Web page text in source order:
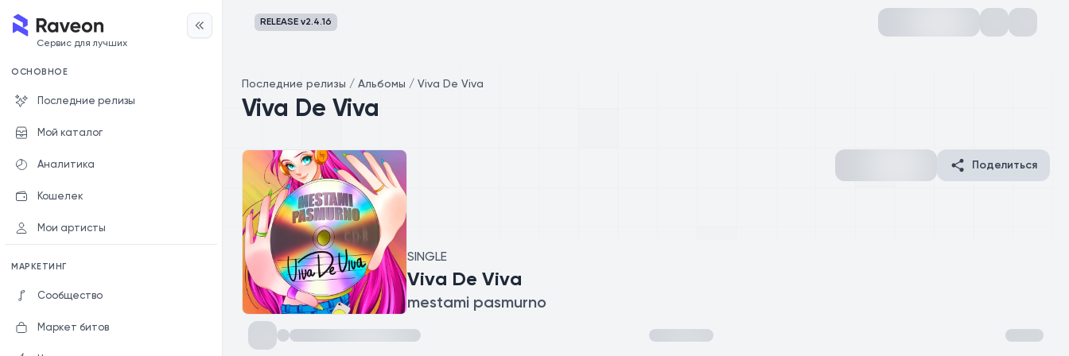
Сервис для лучших
ОСНОВНОЕ
Последние релизы
Мой каталог
Аналитика
Кошелек
Мои артисты
МАРКЕТИНГ
Сообщество
Маркет битов
RELEASE v2.4.16
Последние релизы / Альбомы / Viva De Viva
Viva De Viva
SINGLE
Viva De Viva
mestami pasmurno
Поделиться